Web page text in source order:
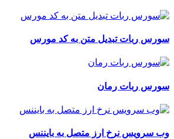
سورس ربات تبدیل متن به کد مورس
سورس ربات رمان
وب سرویس نرخ ارز متصل به بایننس